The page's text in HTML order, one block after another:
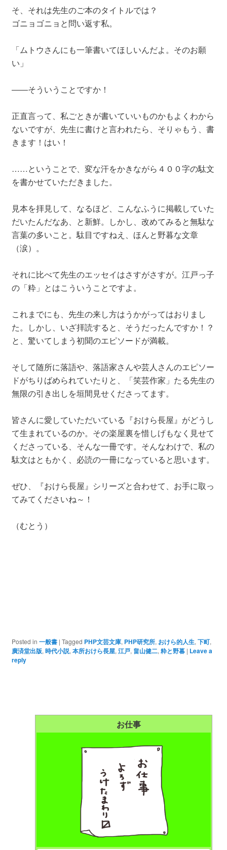
そ、それは先生のご本のタイトルでは？
ゴニョゴニョと問い返す私。
「ムトウさんにも一筆書いてほしいんだよ。そのお願
い」
――そういうことですか！
正直言って、私ごときが書いていいものかもよくわから
ないですが、先生に書けと言われたら、そりゃもう、書
きます！はい！
……ということで、変な汗をかきながら４００字の駄文
を書かせていただきました。
見本を拝見して、なるほど、こんなふうに掲載していた
だいたんだなあ、と新鮮。しかし、改めてみると無駄な
言葉の多いこと。駄目ですねえ、ほんと野暮な文章
（涙）。
それに比べて先生のエッセイはさすがさすが。江戸っ子
の「粋」とはこういうことですよ。
これまでにも、先生の来し方はうかがってはおりまし
た。しかし、いざ拝読すると、そうだったんですか！？
と、驚いてしまう初聞のエピソードが満載。
そして随所に落語や、落語家さんや芸人さんのエピソー
ドがちりばめられていたりと、「笑芸作家」たる先生の
無限の引き出しを垣間見せくださってます。
皆さんに愛していただいている『おけら長屋』がどうし
て生まれているのか。その楽屋裏を惜しげもなく見せて
くださっている、そんな一冊です。そんなわけで、私の
駄文はともかく、必読の一冊になっていると思います。
ぜひ、『おけら長屋』シリーズと合わせて、お手に取っ
てみてくださいね～！
（むとう）
Posted in 一般書 | Tagged PHP文芸文庫, PHP研究所, おけら的人生, 下町,
廣済堂出版, 時代小説, 本所おけら長屋, 江戸, 畠山健二, 粋と野暮 | Leave a
reply
お仕事